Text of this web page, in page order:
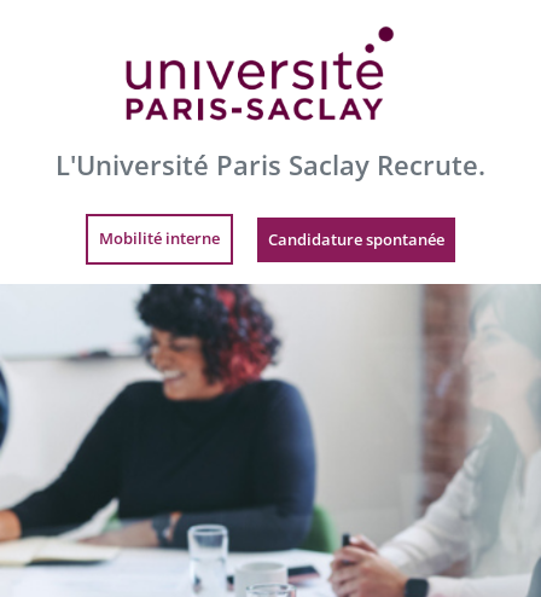
L'Université Paris Saclay Recrute.
Mobilité interne Candidature spontanée